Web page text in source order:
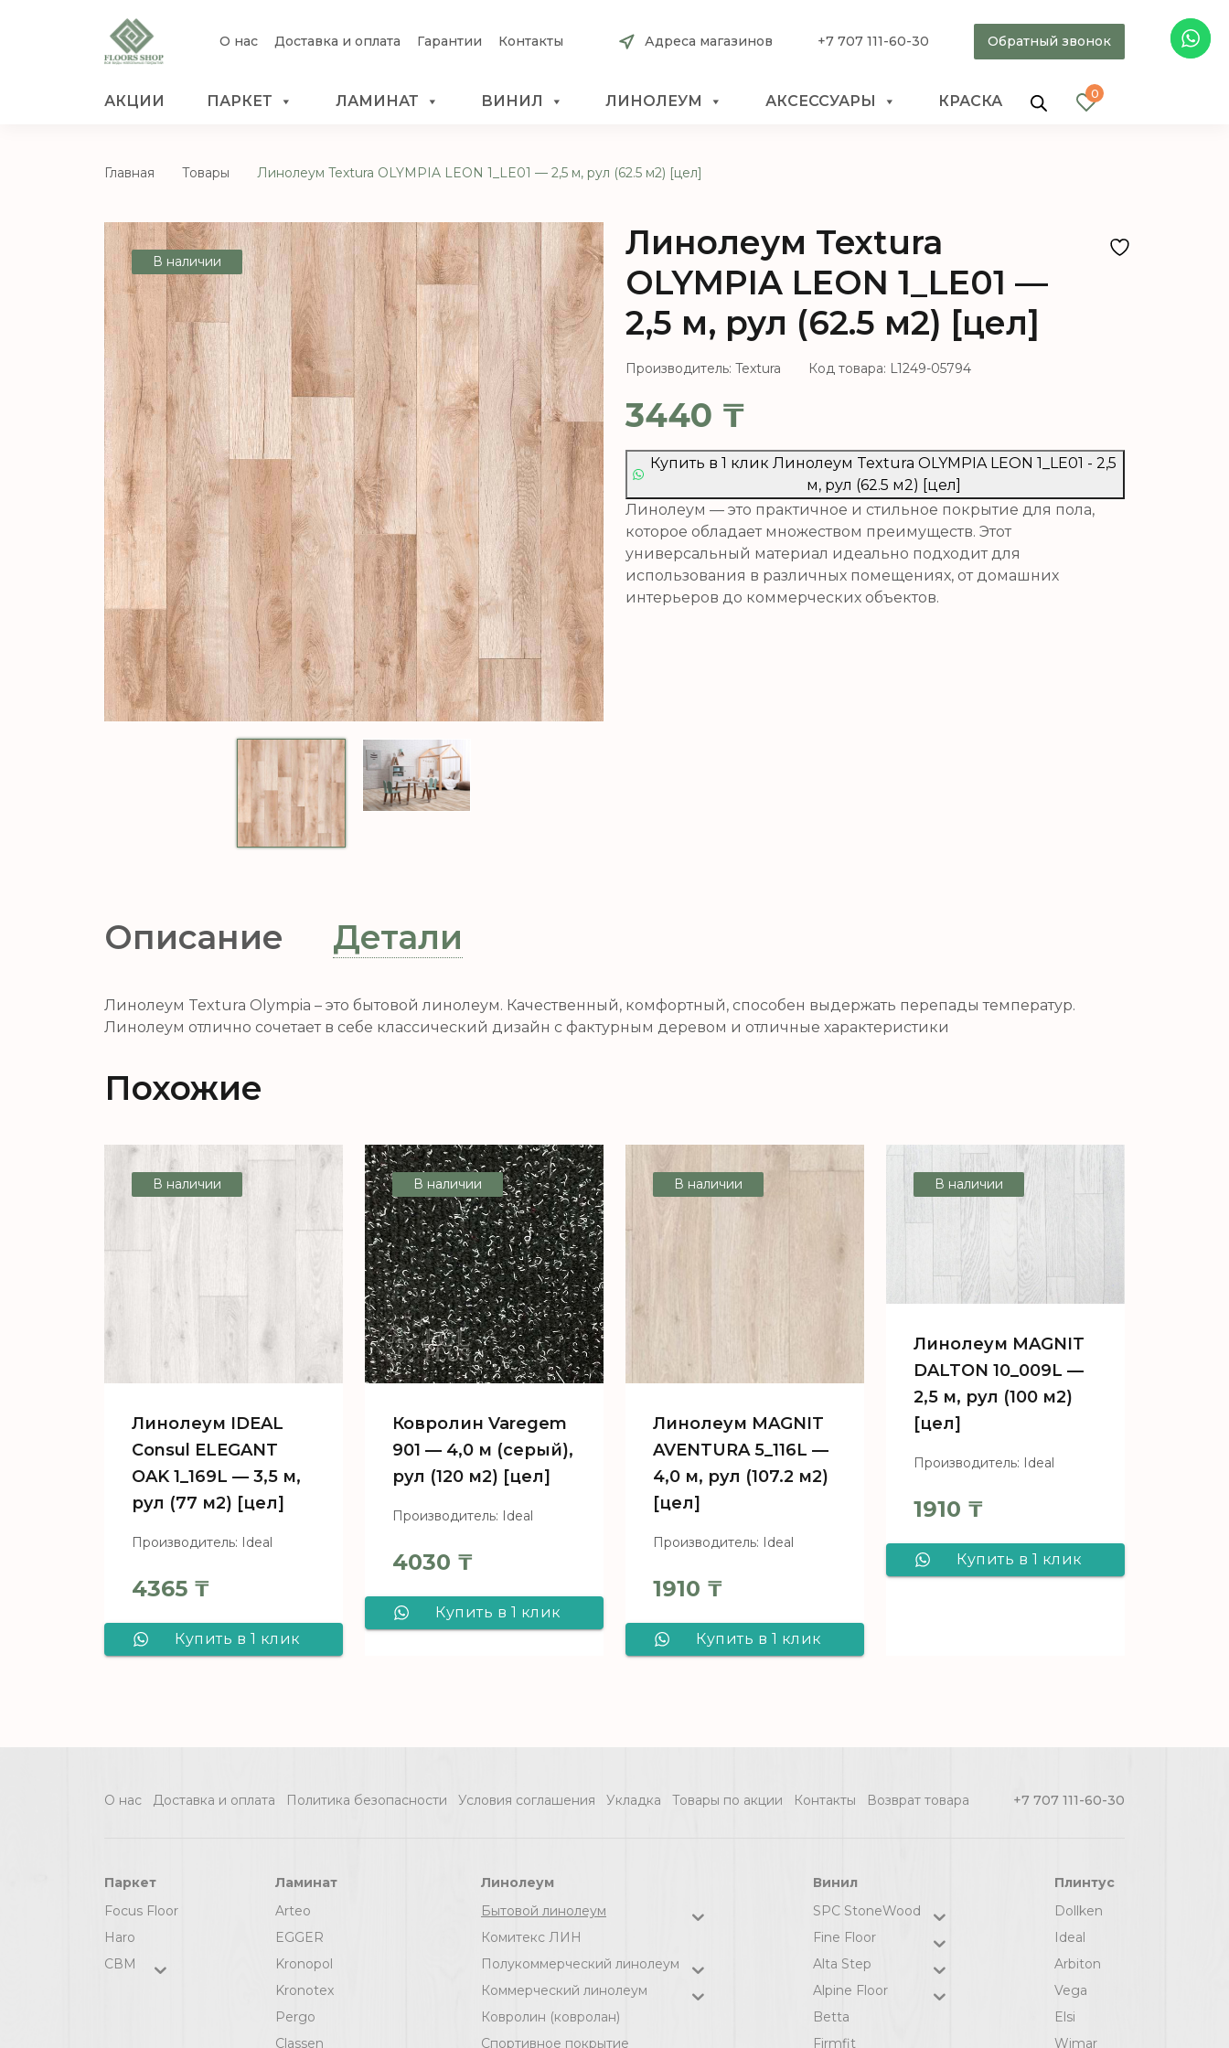
О нас Доставка и оплата Гарантии Контакты Адреса магазинов +7 707 111-60-30 Обратный звонок
АКЦИИ ПАРКЕТ ЛАМИНАТ ВИНИЛ ЛИНОЛЕУМ АКСЕССУАРЫ КРАСКА 0
Главная Товары Линолеум Textura OLYMPIA LEON 1_LE01 — 2,5 м, рул (62.5 м2) [цел]
В наличии
Линолеум Textura
OLYMPIA LEON 1_LE01 —
2,5 м, рул (62.5 м2) [цел]
Производитель: Textura Код товара: L1249-05794
3440 ₸
Купить в 1 клик Линолеум Textura OLYMPIA LEON 1_LE01 - 2,5
м, рул (62.5 м2) [цел]
Линолеум — это практичное и стильное покрытие для пола,
которое обладает множеством преимуществ. Этот
универсальный материал идеально подходит для
использования в различных помещениях, от домашних
интерьеров до коммерческих объектов.
Описание Детали
Линолеум Textura Olympia – это бытовой линолеум. Качественный, комфортный, способен выдержать перепады температур.
Линолеум отлично сочетает в себе классический дизайн с фактурным деревом и отличные характеристики
Похожие
В наличии
Линолеум IDEAL
Consul ELEGANT
OAK 1_169L — 3,5 м,
рул (77 м2) [цел]
Производитель: Ideal
4365 ₸
Купить в 1 клик
В наличии
Ковролин Varegem
901 — 4,0 м (серый),
рул (120 м2) [цел]
Производитель: Ideal
4030 ₸
Купить в 1 клик
м2) [цел]
В наличии
Линолеум MAGNIT
AVENTURA 5_116L —
4,0 м, рул (107.2 м2)
[цел]
Производитель: Ideal
1910 ₸
Купить в 1 клик
м2) [цел]
В наличии
Линолеум MAGNIT
DALTON 10_009L —
2,5 м, рул (100 м2)
[цел]
Производитель: Ideal
1910 ₸
Купить в 1 клик
О нас Доставка и оплата Политика безопасности Условия соглашения Укладка Товары по акции Контакты Возврат товара +7 707 111-60-30
Паркет
Focus Floor
Haro
СВМ
Ламинат
Arteo
EGGER
Kronopol
Kronotex
Pergo
Classen
Линолеум
Бытовой линолеум
Комитекс ЛИН
Полукоммерческий линолеум
Коммерческий линолеум
Ковролин (ковролан)
Спортивное покрытие
Винил
SPC StoneWood
Fine Floor
Alta Step
Alpine Floor
Betta
Firmfit
Плинтус
Dollken
Ideal
Arbiton
Vega
Elsi
Wimar